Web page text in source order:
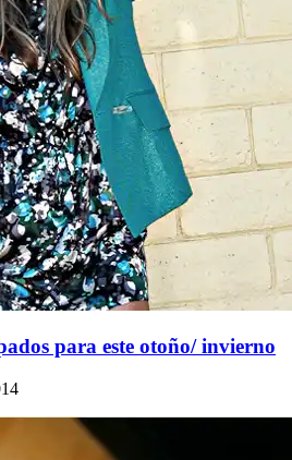
para este otoño/ invierno